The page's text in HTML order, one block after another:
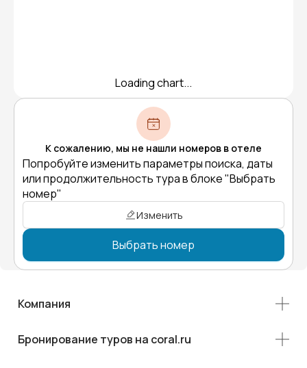
Loading chart...
К сожалению, мы не нашли номеров в отеле
Попробуйте изменить параметры поиска, даты
или продолжительность тура в блоке "Выбрать
номер"
Изменить
Выбрать номер
Компания
Бронирование туров на coral.ru